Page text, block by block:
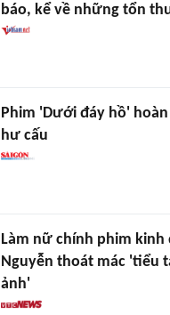
báo, kể về những tổn
Phim 'Dưới đáy hồ'
hư cấu
Làm nữ chính phim kinh
Nguyễn thoát mác 'tiểu
ảnh'